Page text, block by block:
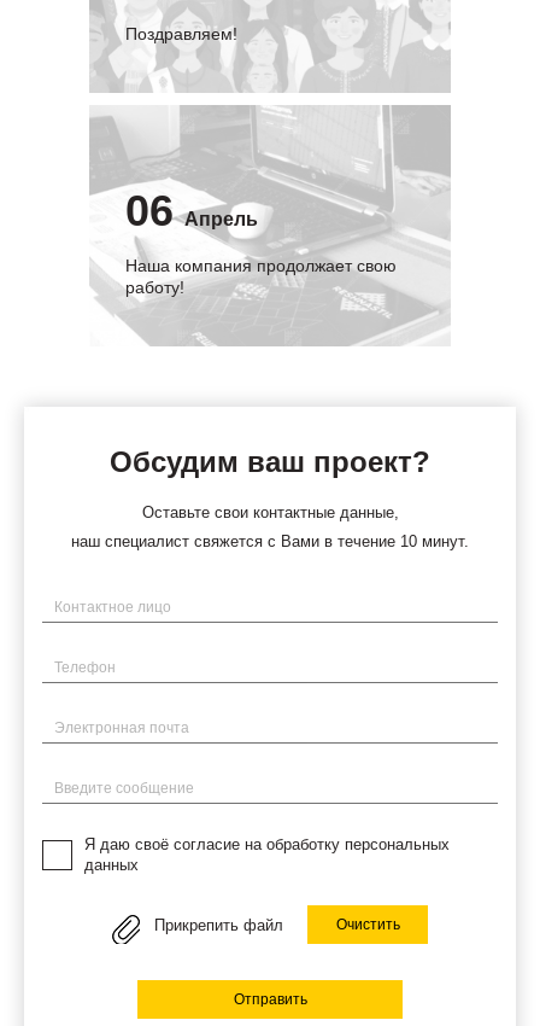
Поздравляем!
06 Апрель
Наша компания продолжает свою
работу!
Обсудим ваш проект?
Оставьте свои контактные данные,
наш специалист свяжется с Вами в течение 10 минут.
Имя
Телефон
Электронная почта
Введите сообщение
Я даю своё согласие на обработку персональных
данных
Прикрепить файл Очистить
Отправить